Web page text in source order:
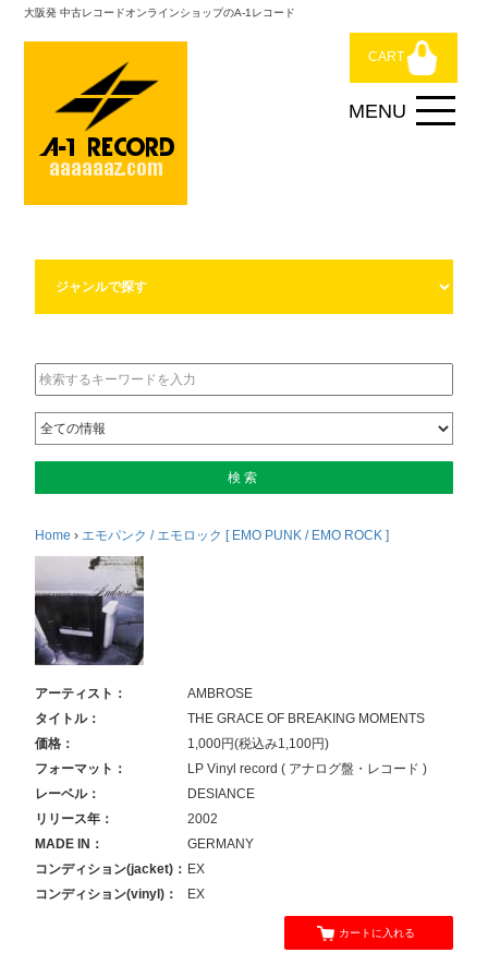
大阪発 中古レコードオンラインショップのA-1レコード
CART
Home › エモパンク / エモロック [ EMO PUNK / EMO ROCK ]
アーティスト：
AMBROSE
タイトル：
THE GRACE OF BREAKING MOMENTS
価格：
1,000円(税込み1,100円)
フォーマット：
LP Vinyl record ( アナログ盤・レコード )
レーベル：
DESIANCE
リリース年：
2002
MADE IN：
GERMANY
コンディション(jacket)： EX
コンディション(vinyl)：
EX
カートに入れる